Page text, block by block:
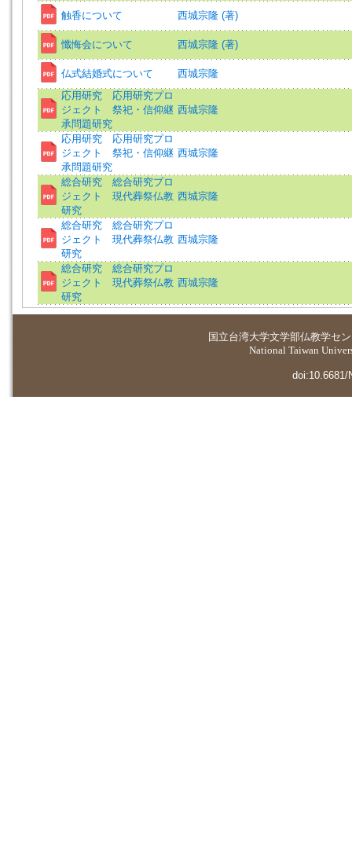
触香について 西城宗隆 (著)
懺悔会について 西城宗隆 (著)
仏式結婚式について
西城宗隆
応用研究 応用研究プロ
ジェクト 祭祀・信仰継
承問題研究
西城宗隆
応用研究 応用研究プロ
ジェクト 祭祀・信仰継
承問題研究
西城宗隆
総合研究 総合研究プロ
ジェクト 現代葬祭仏教
研究
西城宗隆
総合研究 総合研究プロ
ジェクト 現代葬祭仏教
研究
西城宗隆
総合研究 総合研究プロ
ジェクト 現代葬祭仏教
研究
西城宗隆
国立台湾大学文学部仏教学セ
National Taiwan
doi:10.6681/